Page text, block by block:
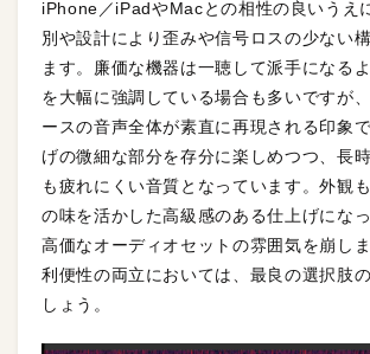
iPhone／iPadやMacとの相性の良いうえ
別や設計により歪みや信号ロスの少ない
ます。廉価な機器は一聴して派手になる
を大幅に強調している場合も多いですが
ースの音声全体が素直に再現される印象
げの微細な部分を存分に楽しめつつ、長
も疲れにくい音質となっています。外観
の味を活かした高級感のある仕上げになっ
高価なオーディオセットの雰囲気を崩し
利便性の両立においては、最良の選択肢
しょう。